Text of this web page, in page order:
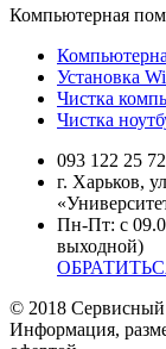
Компьютерная
Установка
Чистка
Чистка
093 122 25
г. Харьков,
Пн-Пт: с
выходной)
© 2018 Сервисный
Информация,